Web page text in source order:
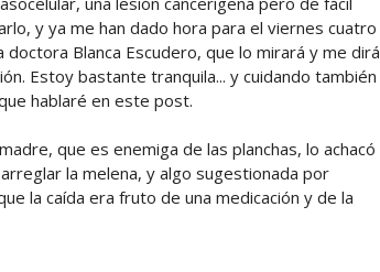
y ya me han dado hora para el viernes cuatro
Blanca Escudero, que lo mirará y me dirá
Estoy bastante tranquila... y cuidando también
hablaré en este post.
que es enemiga de las planchas, lo achacó
la melena, y algo sugestionada por
la caída era fruto de una medicación y de la